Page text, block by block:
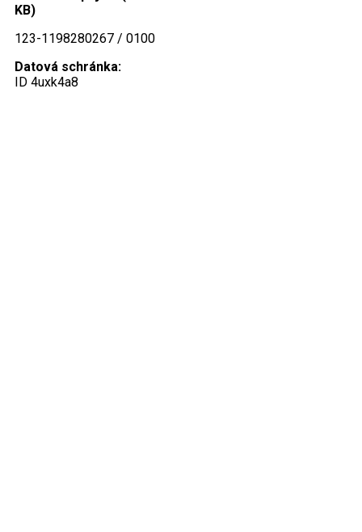
KB)
123-1198280267 / 0100
Datová schránka:
ID 4uxk4a8